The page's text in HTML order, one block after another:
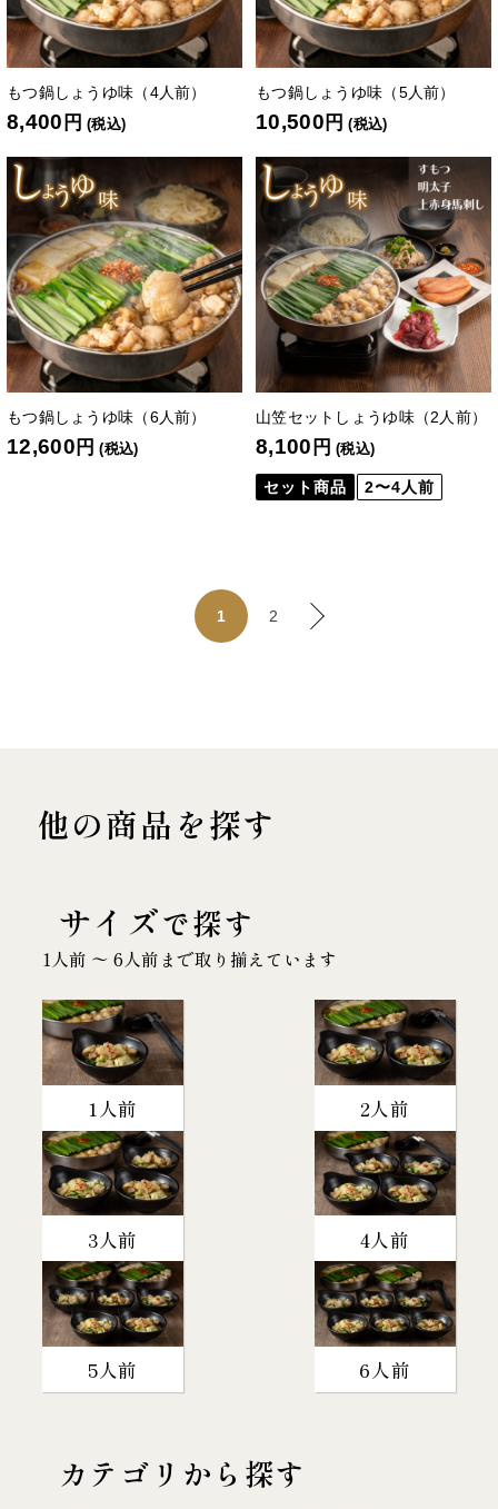
もつ鍋しょうゆ味（4人前）
8,400 円 (税込)
もつ鍋しょうゆ味（5人前）
10,500 円 (税込)
もつ鍋しょうゆ味（6人前）
12,600 円 (税込)
山笠セットしょうゆ味（2人前）
8,100 円 (税込)
セット商品 2〜4人前
1 2
他の商品を探す
サイズで探す
1人前 〜 6人前まで取り揃えています
1人前 2人前
3人前 4人前
5人前 6人前
カテゴリから探す